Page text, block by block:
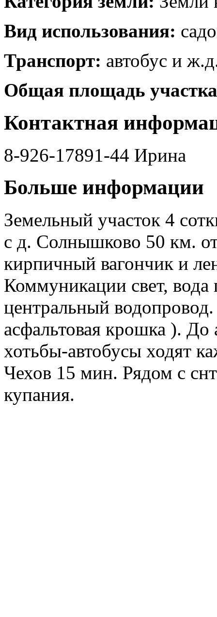
Вид использования:
Транспорт: автобус и
Общая площадь
Контактная
8-926-17891-44 Ирина
Больше информации
Земельный участок 4
с д. Солнышково 50 км.
кирпичный вагончик и
Коммуникации свет, вода
центральный
асфальтовая крошка ). До
хотьбы-автобусы ходят
Чехов 15 мин. Рядом с
купания.